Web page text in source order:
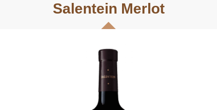
Salentein Merlot